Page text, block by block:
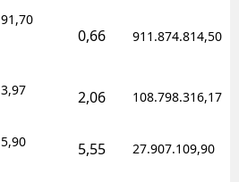
91,70
0,66 911.874.814,50
3,97 2,06 108.798.316,17
5,90 5,55 27.907.109,90